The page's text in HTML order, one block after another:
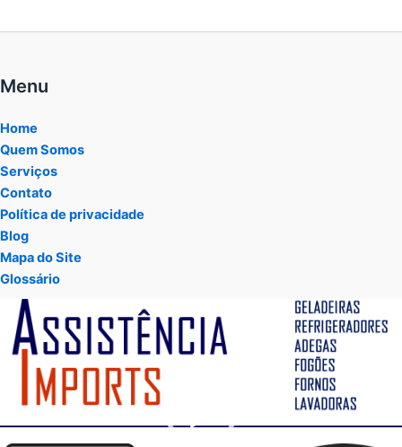
Menu
Home
Quem Somos
Serviços
Contato
Política de privacidade
Blog
Mapa do Site
Glossário
Tocador
vídeo